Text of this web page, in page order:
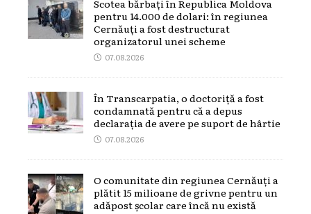
Scotea bărbați în Republica Moldova
pentru 14.000 de dolari: în regiunea
Cernăuți a fost destructurat
organizatorul unei scheme
07.08.2026
În Transcarpatia, o doctoriță a fost
condamnată pentru că a depus
declarația de avere pe suport de hârtie
07.08.2026
O comunitate din regiunea Cernăuți a
plătit 15 milioane de grivne pentru un
adăpost școlar care încă nu există